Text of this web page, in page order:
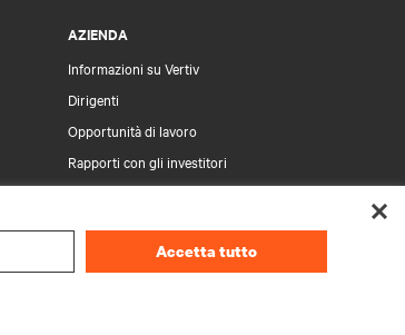
AZIENDA
Informazioni su Vertiv
Dirigenti
Opportunità di lavoro
Rapporti con gli investitori
Le tue scelte sulla privacy
Accetta tutto